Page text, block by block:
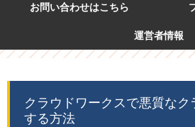
お問い合わせはこちら
運営者情報
クラウドワークスで悪質なク
する方法